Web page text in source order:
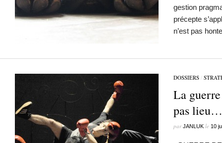
gestion
précepte
n’est pas
DOSSIERS /
La guerre
pas lieu…
parJANLUK le 10